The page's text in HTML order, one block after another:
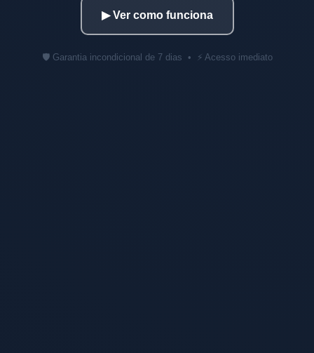
▶ Ver como funciona
🛡️ Garantia incondicional de 7 dias • ⚡ Acesso imediato